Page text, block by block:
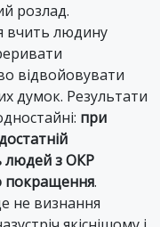
розлад.
вчить людину
відвойовувати
думок. Результати
при
людей з ОКР
покращення.
не визнання